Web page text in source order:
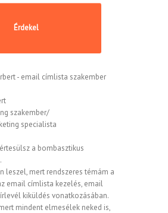
szakember/
specialista
a bombasztikus
leszel, mert rendszeres témám a
email címlista kezelés, email
kiküldés vonatkozásában.
mindent elmesélek neked is,